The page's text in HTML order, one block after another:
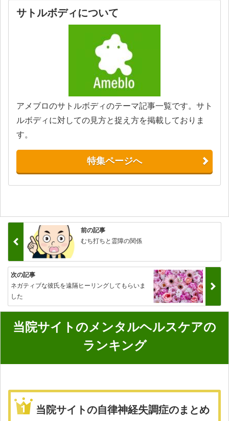
サトルボディについて
アメブロのサトルボディのテーマ記事一覧です。サト
ルボディに対しての見方と捉え方を掲載しておりま
す。
特集ページへ
前の記事
むち打ちと霊障の関係
次の記事
ネガティブな彼氏を遠隔ヒーリングしてもらいま
した
当院サイトのメンタルヘルスケアの
ランキング
当院サイトの自律神経失調症のまとめ